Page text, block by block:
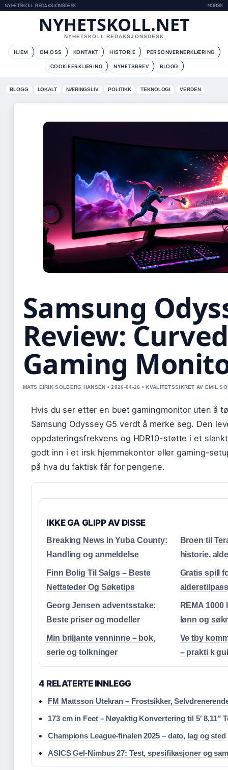
NYHETSKOLL REDAKSJONSDESK NORSK
NYHETSKOLL.NET
NYHETSKOLL REDAKSJONSDESK
HJEM OM OSS KONTAKT HISTORIE
PERSONVERNERKLÆRING
COOKIEERKLÆRING
NYHETSBREV BLOGG
BLOGG LOKALT NÆRINGSLIV POLITIKK TEKNOLOGI VERDEN
Samsung
Review: Curved
Gaming
MATS EIRIK SOLBERG HANSEN • 2026-04-26 • KVALITETSSIKRET AV EMIL
Hvis du ser etter en buet gamingmonitor uten å
Samsung Odyssey G5 verdt å merke seg. Den
oppdateringsfrekvens og HDR10-støtte i et
godt inn i et irsk hjemmekontor eller gaming-
på hva du faktisk får for pengene.
IKKE GA GLIPP AV DISSE
Breaking News in Yuba County:
Handling og anmeldelse
Broen til
historie,
Finn Bolig Til Salgs – Beste
Nettsteder Og Søketips
Gratis spill
Georg Jensen adventsstake:
Beste priser og modeller
REMA
lønn og
Min briljante venninne – bok,
serie og tolkninger
Ve tby
– prakti k
4 RELATERTE INNLEGG
FM Mattsson Utekran – Frostsikker,
173 cm in Feet – Nøyaktig Konvertering til 5′ 8,11″
Champions League-finalen 2025 – dato, lag og sted
ASICS Gel-Nimbus 27: Test, spesifikasjoner og